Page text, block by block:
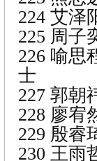
224 艾泽
225 周子
226 喻思
士
227 郭朝
228 廖宥
229 殷睿
230 王雨